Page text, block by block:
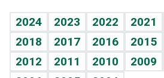
Vida y familia
Eñe
Celebrando la vida
TBT Deportivo
Guía del dinero
Horóscopos
Crucigramas
2024 2023 2022 2021
2018
2017 2016 2015
2012
2011 2010 2009